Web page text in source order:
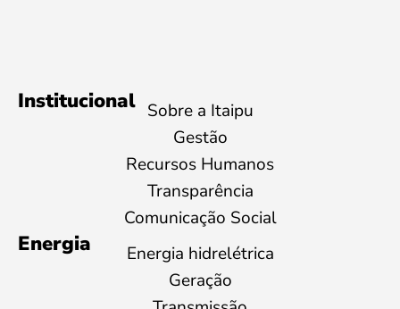
Institucional Sobre a Itaipu
Gestão
Recursos Humanos
Transparência
Comunicação Social
Energia
Energia hidrelétrica
Geração